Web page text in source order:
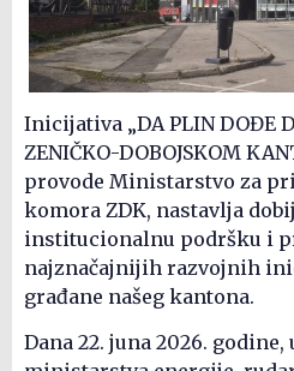
Inicijativa „DA PLIN DOĐE
ZENIČKO-DOBOJSKOM
provode Ministarstvo za
komora ZDK, nastavlja
institucionalnu podršku i
najznačajnijih razvojnih
građane našeg kantona.
Dana 22. juna 2026.